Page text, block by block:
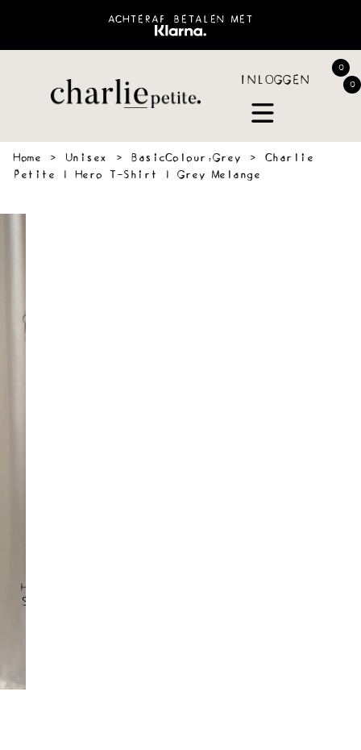
ACHTERAF BETALEN MET
INLOGGEN
0
0
Home › Unisex › BasicColour:Grey › Charlie
Petite | Hero T-Shirt | Grey Melange